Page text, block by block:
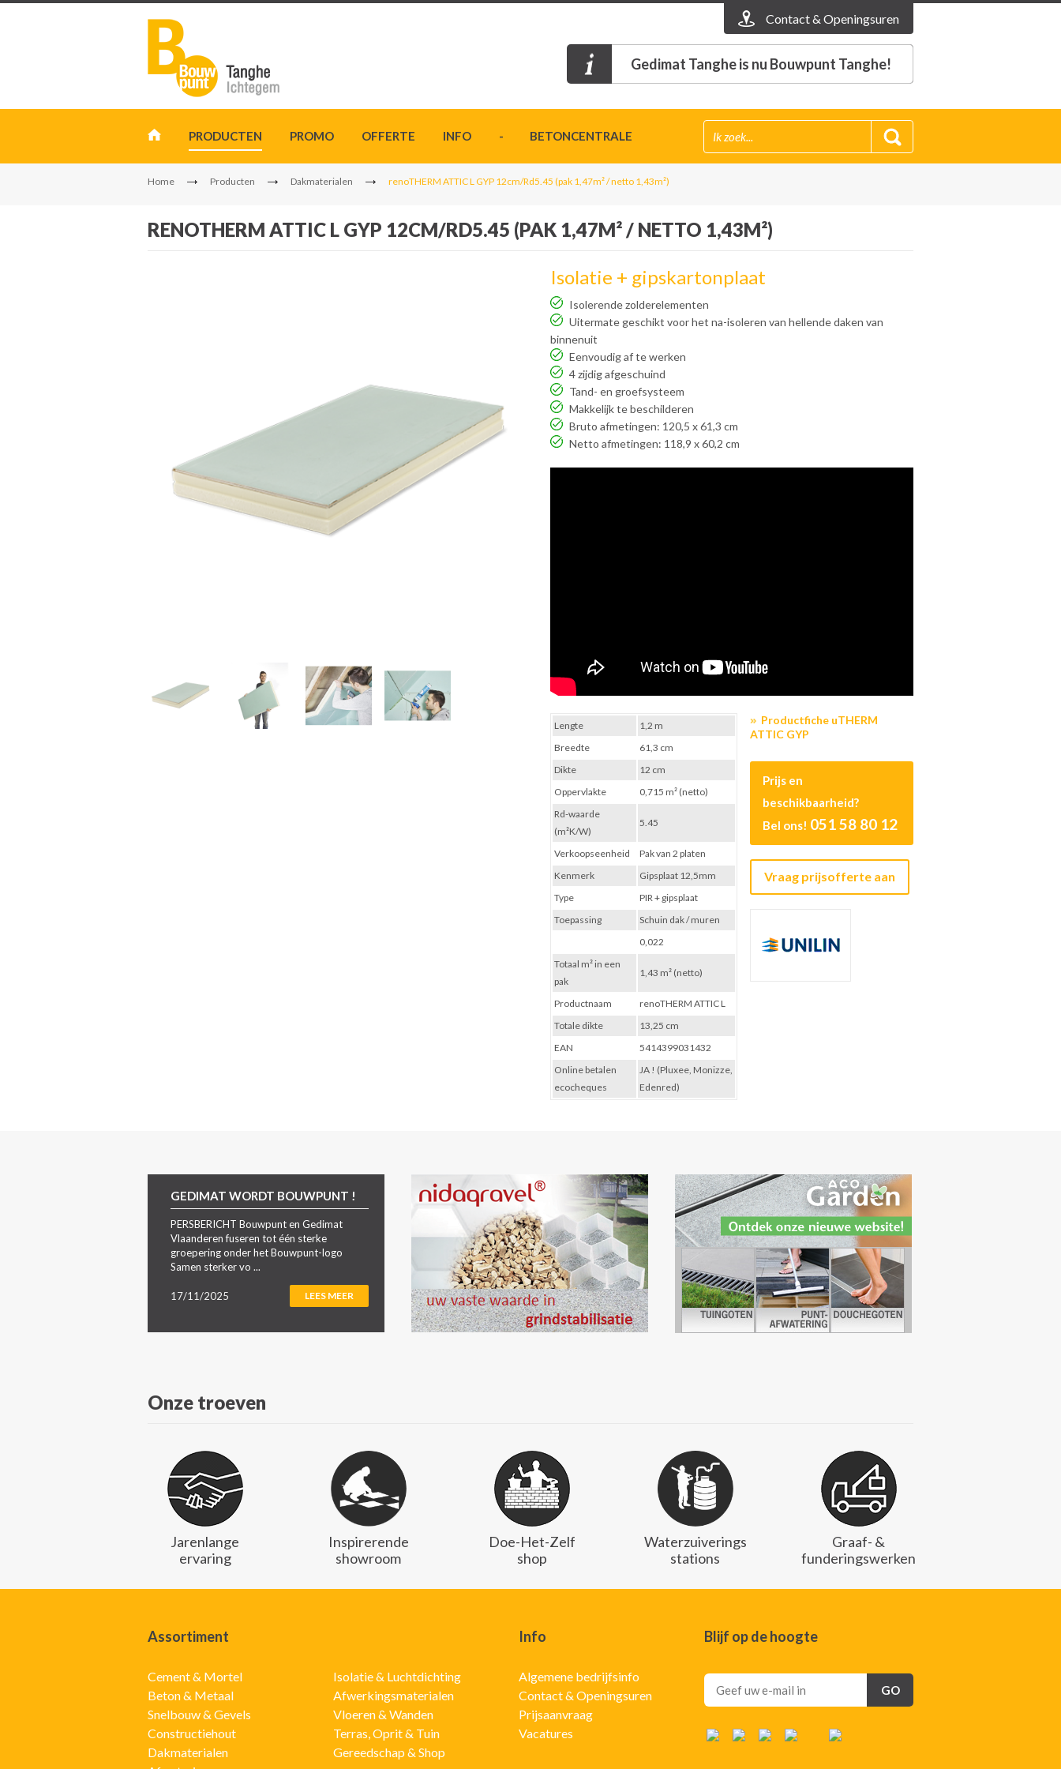
Contact & Openingsuren
Gedimat Tanghe is nu Bouwpunt Tanghe!
PRODUCTEN PROMO OFFERTE INFO - BETONCENTRALE
Home Producten Dakmaterialen renoTHERM ATTIC L GYP 12cm/Rd5.45 (pak 1,47m² / netto 1,43m²)
RENOTHERM ATTIC L GYP 12CM/RD5.45 (PAK 1,47M² / NETTO 1,43M²)
Isolatie + gipskartonplaat
Isolerende zolderelementen
Uitermate geschikt voor het na-isoleren van hellende daken van
binnenuit
Eenvoudig af te werken
4 zijdig afgeschuind
Tand- en groefsysteem
Makkelijk te beschilderen
Bruto afmetingen: 120,5 x 61,3 cm
Netto afmetingen: 118,9 x 60,2 cm
Productfiche uTHERM
ATTIC GYP
Prijs en
beschikbaarheid?
Bel ons! 051 58 80 12
Vraag prijsofferte aan
Lengte
1,2 m
Breedte
61,3 cm
Dikte
12 cm
Oppervlakte
0,715 m² (netto)
Rd-waarde
(m²K/W)
5.45
Verkoopseenheid
Pak van 2 platen
Kenmerk
Gipsplaat 12,5mm
Type
PIR + gipsplaat
Toepassing
Schuin dak / muren
0,022
Totaal m² in een
pak
1,43 m² (netto)
Productnaam
renoTHERM ATTIC L
Totale dikte
13,25 cm
EAN
5414399031432
Online betalen
ecocheques
JA ! (Pluxee, Monizze,
Edenred)
GEDIMAT WORDT BOUWPUNT !
PERSBERICHT Bouwpunt en Gedimat
Vlaanderen fuseren tot één sterke
groepering onder het Bouwpunt-logo
Samen sterker vo ...
17/11/2025 LEES MEER
Onze troeven
Jarenlange
ervaring
Inspirerende
showroom
Doe-Het-Zelf
shop
Waterzuiverings
stations
Graaf- &
funderingswerken
Assortiment
Cement & Mortel
Beton & Metaal
Snelbouw & Gevels
Constructiehout
Dakmaterialen
Isolatie & Luchtdichting
Afwerkingsmaterialen
Vloeren & Wanden
Terras, Oprit & Tuin
Gereedschap & Shop
Info
Algemene bedrijfsinfo
Contact & Openingsuren
Prijsaanvraag
Vacatures
Blijf op de hoogte